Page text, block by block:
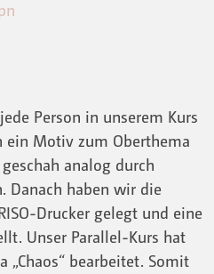
Person in unserem Kurs
Motiv zum Oberthema
analog durch
Danach haben wir die
Drucker gelegt und eine
Unser Parallel-Kurs hat
„Chaos“ bearbeitet. Somit